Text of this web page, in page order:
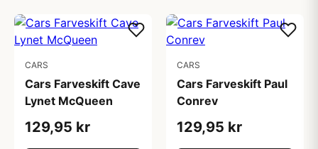
CARS
Cars Farveskift Cave
Lynet McQueen
129,95 kr
CARS
Cars Farveskift Paul
Conrev
129,95 kr